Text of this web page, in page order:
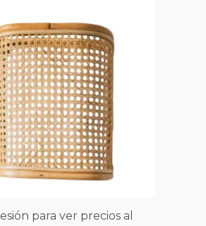
para ver precios al